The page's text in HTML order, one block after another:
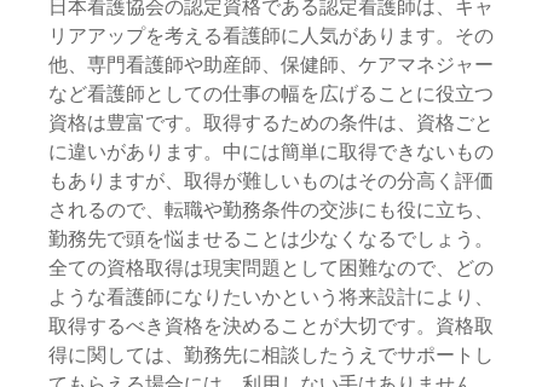
日本看護協会の認定資格である認定看護師は、キャ
リアアップを考える看護師に人気があります。その
他、専門看護師や助産師、保健師、ケアマネジャー
など看護師としての仕事の幅を広げることに役立つ
資格は豊富です。取得するための条件は、資格ごと
に違いがあります。中には簡単に取得できないもの
もありますが、取得が難しいものはその分高く評価
されるので、転職や勤務条件の交渉にも役に立ち、
勤務先で頭を悩ませることは少なくなるでしょう。
全ての資格取得は現実問題として困難なので、どの
ような看護師になりたいかという将来設計により、
取得するべき資格を決めることが大切です。資格取
得に関しては、勤務先に相談したうえでサポートし